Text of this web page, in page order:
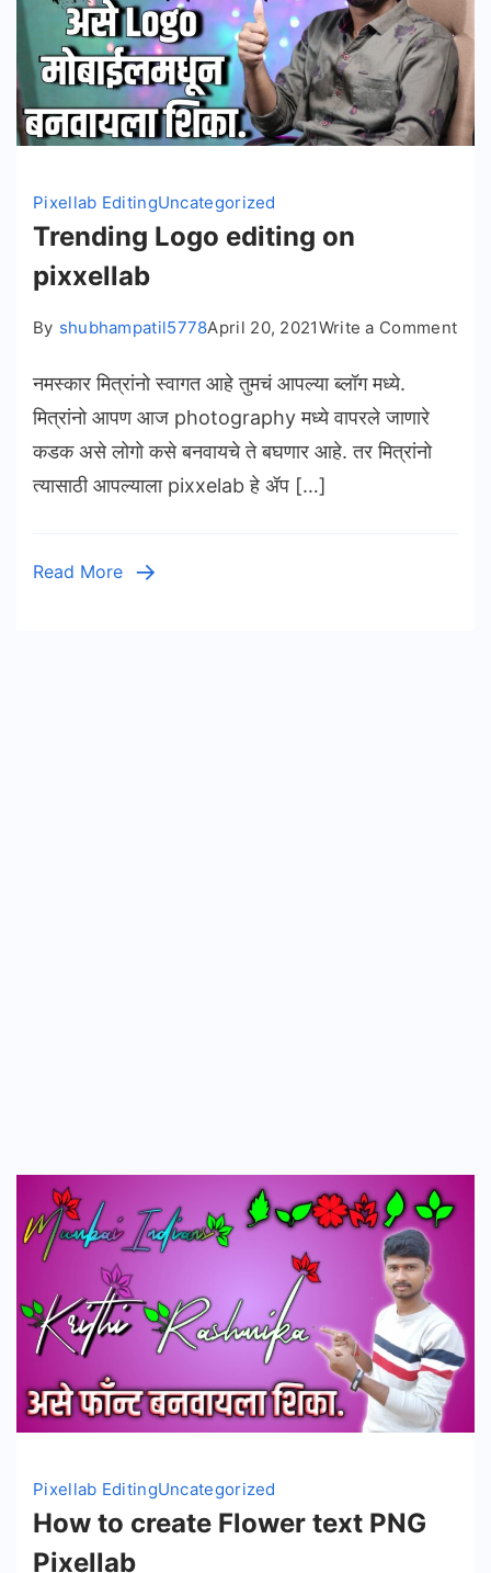
Pixellab EditingUncategorized
Trending Logo editing on
pixxellab
By shubhampatil5778April 20, 2021Write a Commenton
नमस्कार मित्रांनो स्वागत आहे तुमचं आपल्या ब्लॉग मध्ये.
मित्रांनो आपण आज photography मध्ये वापरले जाणारे
कडक असे लोगो कसे बनवायचे ते बघणार आहे. तर मित्रांनो
त्यासाठी आपल्याला pixxelab हे ॲप […]
Read More
Pixellab EditingUncategorized
How to create Flower text PNG
Pixellab